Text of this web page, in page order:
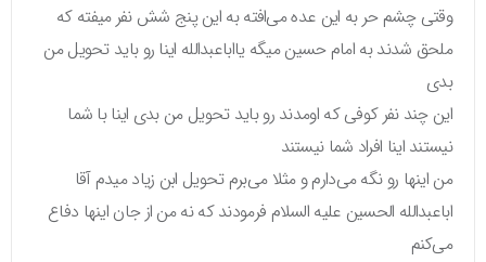
وقتی چشم حر به این عده می‌افته به این پنج شش نفر میفته که
ملحق شدند به امام حسین میگه یااباعبدالله اینا رو باید تحویل من
بدی
این چند نفر کوفی که اومدند رو باید تحویل من بدی اینا با شما
نیستند اینا افراد شما نیستند
من اینها رو نگه می‌دارم و مثلا می‌برم تحویل ابن زیاد میدم آقا
اباعبدالله الحسین علیه السلام فرمودند که نه من از جان اینها دفاع
می‌کنم